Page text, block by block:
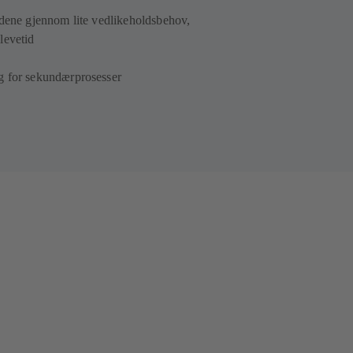
gjennom lite vedlikeholdsbehov,
for sekundærprosesser